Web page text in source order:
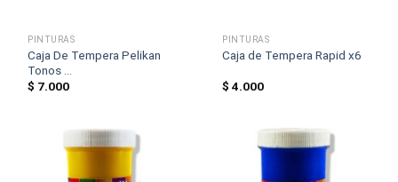
PINTURAS
Caja De Tempera Pelikan
Tonos ...
$ 7.000
PINTURAS
Caja de Tempera Rapid x6
$ 4.000